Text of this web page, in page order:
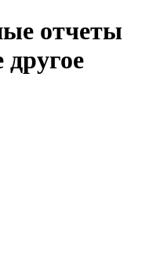
отчеты